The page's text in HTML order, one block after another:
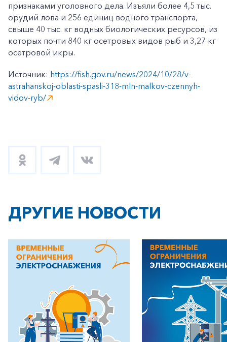
+7-800-700-24-57
Частным клиентам
признаками уголовного дела. Изъяли более 4,5 тыс.
орудий лова и 256 единиц водного транспорта,
свыше 40 тыс. кг водных биологических ресурсов, из
которых почти 840 кг осетровых видов рыб и 3,27 кг
осетровой икры.
Источник: https://fish.gov.ru/news/2024/10/28/v-
astrahanskoj-oblasti-spasli-318-mln-malkov-czennyh-
vidov-ryb/
ДРУГИЕ НОВОСТИ